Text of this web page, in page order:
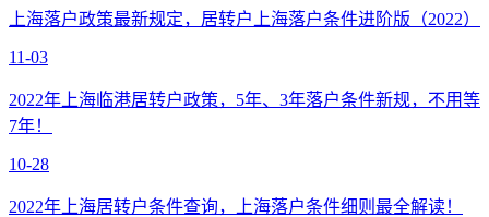
上海落户政策最新规定，居转户上海落户条件进阶版（2022）
11-03
2022年上海临港居转户政策，5年、3年落户条件新规，不用等
7年！
10-28
2022年上海居转户条件查询，上海落户条件细则最全解读！